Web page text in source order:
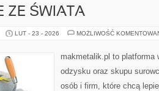
ZE ŚWIATA
LUT - 23 - 2026 MOŻLIWOŚĆ
makmetalik.pl to platforma
odzysku oraz skupu
osób i firm, które chcą